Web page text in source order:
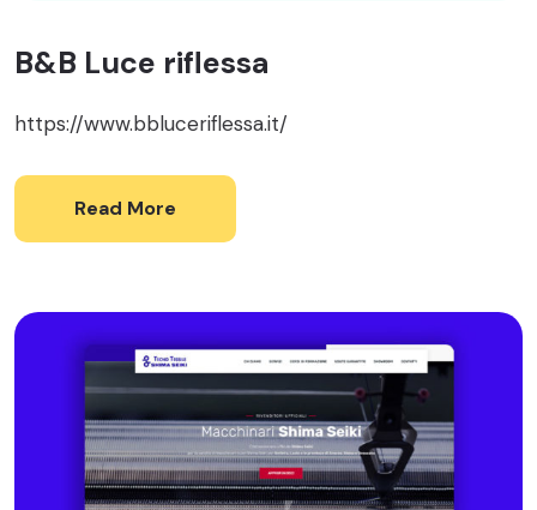
B&B Luce riflessa
https://www.bbluceriflessa.it/
Read More